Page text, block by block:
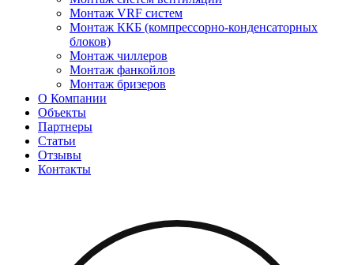
Монтаж VRF систем
Монтаж ККБ (компрессорно-конденсаторных
блоков)
Монтаж чиллеров
Монтаж фанкойлов
Монтаж бризеров
О Компании
Объекты
Партнеры
Статьи
Отзывы
Контакты